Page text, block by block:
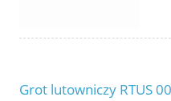
Grot lutowniczy RTUS